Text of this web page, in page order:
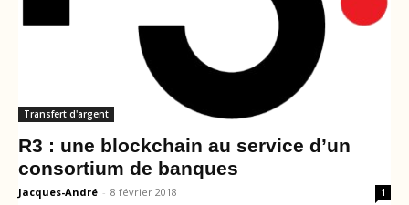
Transfert d'argent
R3 : une blockchain au service d’un
consortium de banques
Jacques-André - 8 février 2018 1